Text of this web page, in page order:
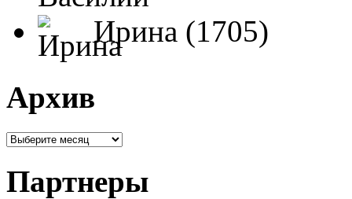
Ирина (1705)
Архив
Партнеры